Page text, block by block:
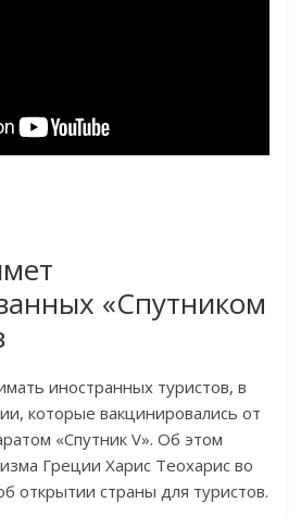
«Спутником
иностранных туристов, в
которые вакцинировались от
«Спутник V». Об этом
Греции Харис Теохарис во
открытии страны для туристов.